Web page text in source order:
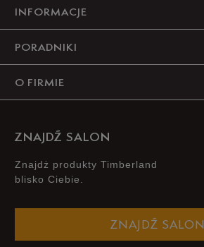
Zobacz jak zmierzyć stopę?
INFORMACJE
PORADNIKI
O FIRMIE
ZNAJDŹ SALON
Znajdż produkty Timberland
blisko Ciebie.
ZNAJDŹ SALON